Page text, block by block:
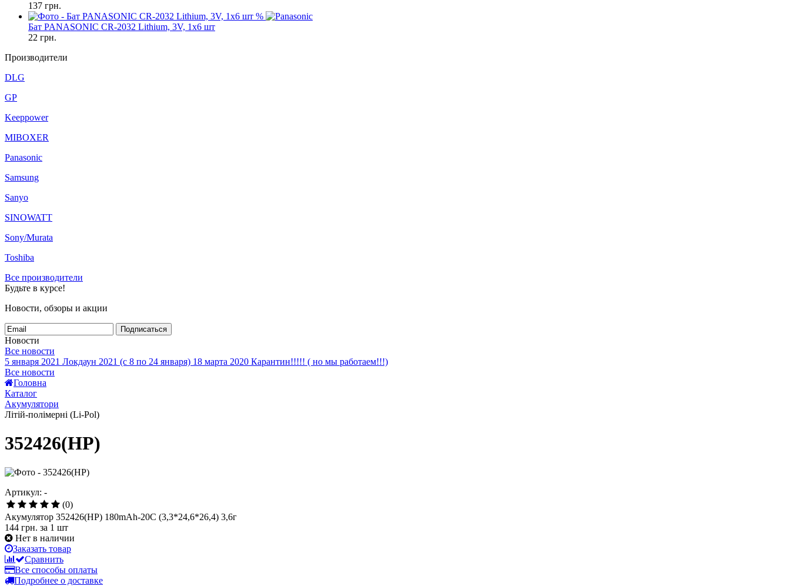
137 грн.
%
Бат PANASONIC CR-2032 Lithium, 3V, 1х6 шт
22 грн.
Производители
DLG
GP
Keeppower
MIBOXER
Panasonic
Samsung
Sanyo
SINOWATT
Sony/Murata
Toshiba
Все производители
Будьте в курсе!
Новости, обзоры и акции
Подписаться
Новости
Все новости
5 января 2021 Локдаун 2021 (с 8 по 24 января) 18 марта 2020 Карантин!!!!! ( но мы работаем!!!)
Все новости
Головна
Каталог
Акумулятори
Літій-полімерні (Li-Pol)
352426(HP)
Артикул: -
(0)
Акумулятор 352426(HP) 180mAh-20C (3,3*24,6*26,4) 3,6г
144 грн. за 1 шт
Нет в наличии
Заказать товар
Сравнить
Все способы оплаты
Подробнее о доставке